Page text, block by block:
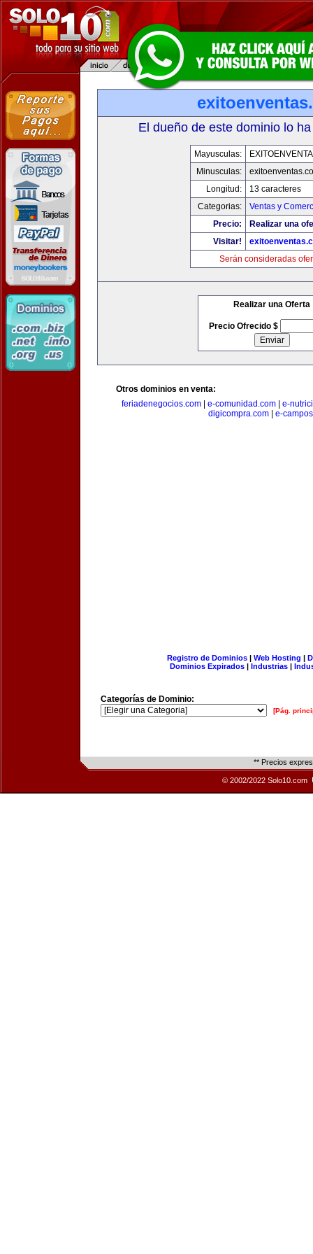
El dueño de este dominio lo
Mayusculas:
Minusculas:
Longitud:
13 caracteres
Categorias:
Ventas y
Precio:
Realizar una
Visitar!
Serán consideradas
Realizar una Oferta
Precio Ofrecido $
Otros dominios en venta:
feriadenegocios.com| e-comunidad.com| e-
digicompra.com
e-
Registro de Dominios| Web Hosting |
Dominios Expirados | Industrias |
Categorías de Dominio:
[Pág.
** Precios
© 2002/2022 Solo10.com